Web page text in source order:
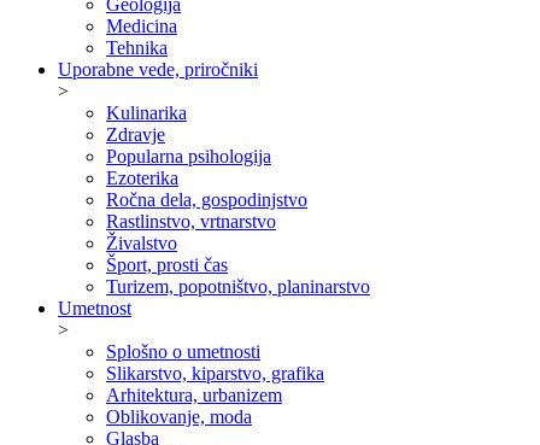
Geologija
Medicina
Tehnika
Uporabne vede, priročniki
>
Kulinarika
Zdravje
Popularna psihologija
Ezoterika
Ročna dela, gospodinjstvo
Rastlinstvo, vrtnarstvo
Živalstvo
Šport, prosti čas
Turizem, popotništvo, planinarstvo
Umetnost
>
Splošno o umetnosti
Slikarstvo, kiparstvo, grafika
Arhitektura, urbanizem
Oblikovanje, moda
Glasba